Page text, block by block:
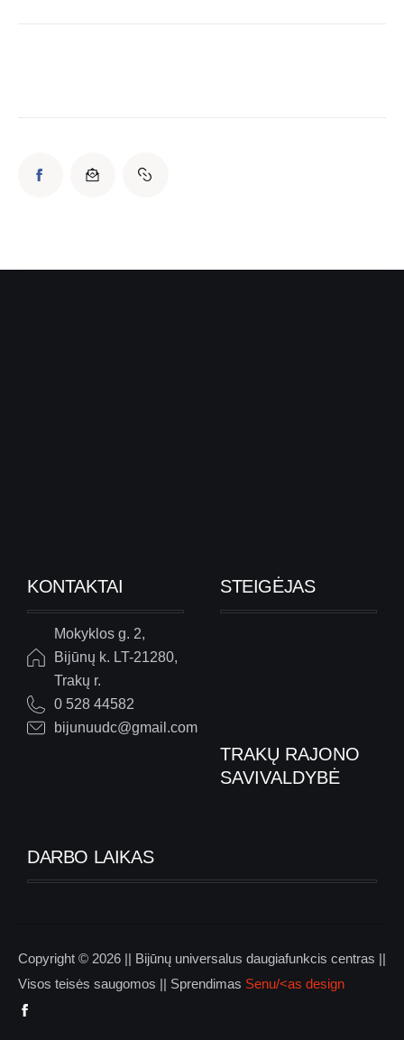
KONTAKTAI
Mokyklos g. 2,
Bijūnų k. LT-21280,
Trakų r.
0 528 44582
bijunuudc@gmail.com
STEIGĖJAS
TRAKŲ RAJONO
SAVIVALDYBĖ
DARBO LAIKAS
Copyright © 2026 || Bijūnų universalus daugiafunkcis centras ||
Visos teisės saugomos || Sprendimas Senu/<as design